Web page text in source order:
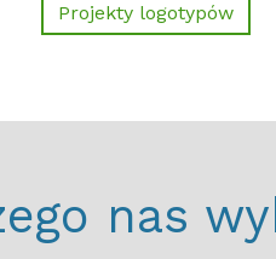
Projekty logotypów
nas